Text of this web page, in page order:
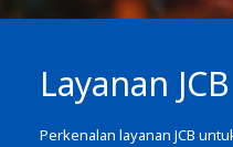
Layanan JCB
Perkenalan layanan JCB